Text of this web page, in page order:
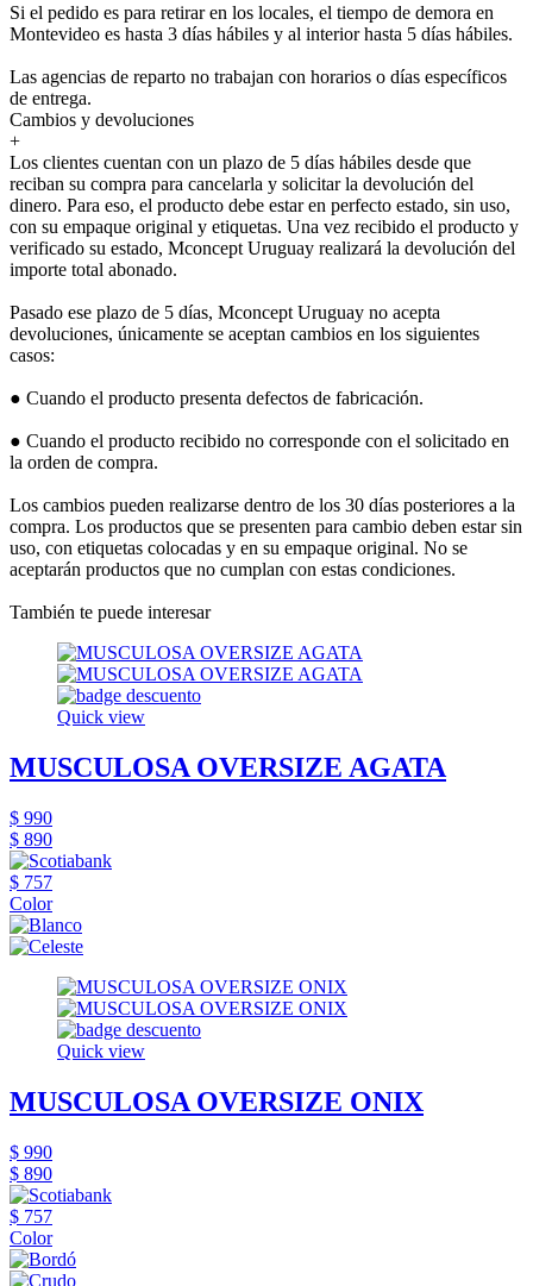
Si el pedido es para retirar en los locales, el tiempo de demora en
Montevideo es hasta 3 días hábiles y al interior hasta 5 días hábiles.
Las agencias de reparto no trabajan con horarios o días específicos
de entrega.
Cambios y devoluciones
+
Los clientes cuentan con un plazo de 5 días hábiles desde que
reciban su compra para cancelarla y solicitar la devolución del
dinero. Para eso, el producto debe estar en perfecto estado, sin uso,
con su empaque original y etiquetas. Una vez recibido el producto y
verificado su estado, Mconcept Uruguay realizará la devolución del
importe total abonado.
Pasado ese plazo de 5 días, Mconcept Uruguay no acepta
devoluciones, únicamente se aceptan cambios en los siguientes
casos:
● Cuando el producto presenta defectos de fabricación.
● Cuando el producto recibido no corresponde con el solicitado en
la orden de compra.
Los cambios pueden realizarse dentro de los 30 días posteriores a la
compra. Los productos que se presenten para cambio deben estar sin
uso, con etiquetas colocadas y en su empaque original. No se
aceptarán productos que no cumplan con estas condiciones.
También te puede interesar
Quick view
MUSCULOSA OVERSIZE AGATA
$ 990
$ 890
$ 757
Color
Quick view
MUSCULOSA OVERSIZE ONIX
$ 990
$ 890
$ 757
Color